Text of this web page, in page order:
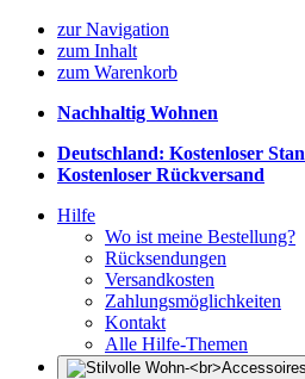
zur Navigation
zum Inhalt
zum Warenkorb
Nachhaltig Wohnen
Deutschland: Kostenloser
Kostenloser Rückversand
Hilfe
Wo ist meine Bestellung?
Rücksendungen
Versandkosten
Zahlungsmöglichkeiten
Kontakt
Alle Hilfe-Themen